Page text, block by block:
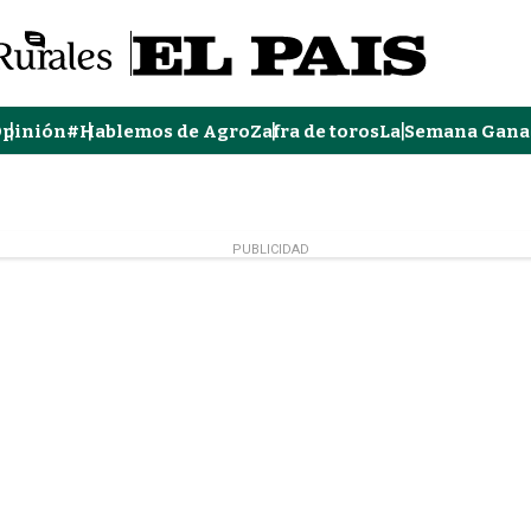
#Hablemos de AgroZafra de torosLa Semana
PUBLICIDAD